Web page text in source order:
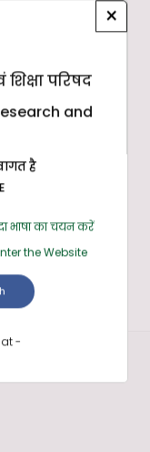
×
परिषद
and
है
भाषा का चयन करें
the Website
-